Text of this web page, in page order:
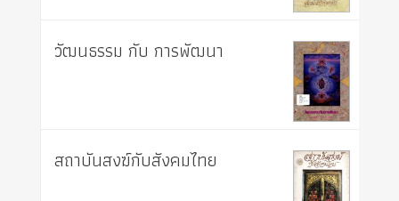
วัฒนธรรม กับ การพัฒนา
สถาบันสงฆ์กับสังคมไทย